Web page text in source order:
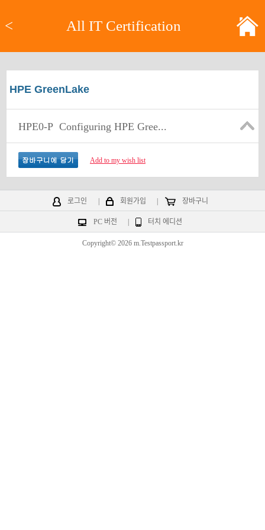
< All IT Certification
HPE GreenLake
HPE0-P Configuring HPE Gree...
Add to my wish list
로그인 회원가입 장바구니
PC 버전 터치 에디션
Copyright© 2026 m.Testpassport.kr